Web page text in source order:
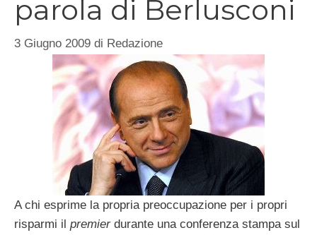
parola di Berlusconi
3 Giugno 2009 di Redazione
A chi esprime la propria preoccupazione per i propri
risparmi il premierdurante una conferenza stampa sul